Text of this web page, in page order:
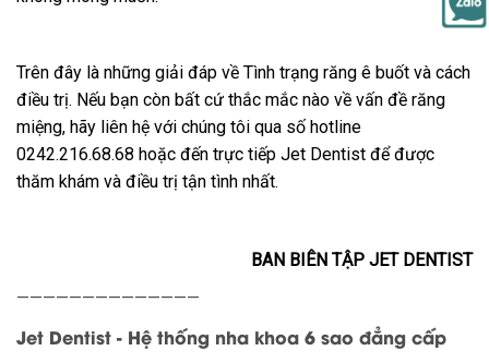
Trên đây là những giải đáp về Tình trạng răng ê buốt và cách
điều trị. Nếu bạn còn bất cứ thắc mắc nào về vấn đề răng
miệng, hãy liên hệ với chúng tôi qua số hotline
0242.216.68.68 hoặc đến trực tiếp Jet Dentist để được
thăm khám và điều trị tận tình nhất.
BAN BIÊN TẬP JET DENTIST
——————————————
Jet Dentist - Hệ thống nha khoa 6 sao đẳng cấp